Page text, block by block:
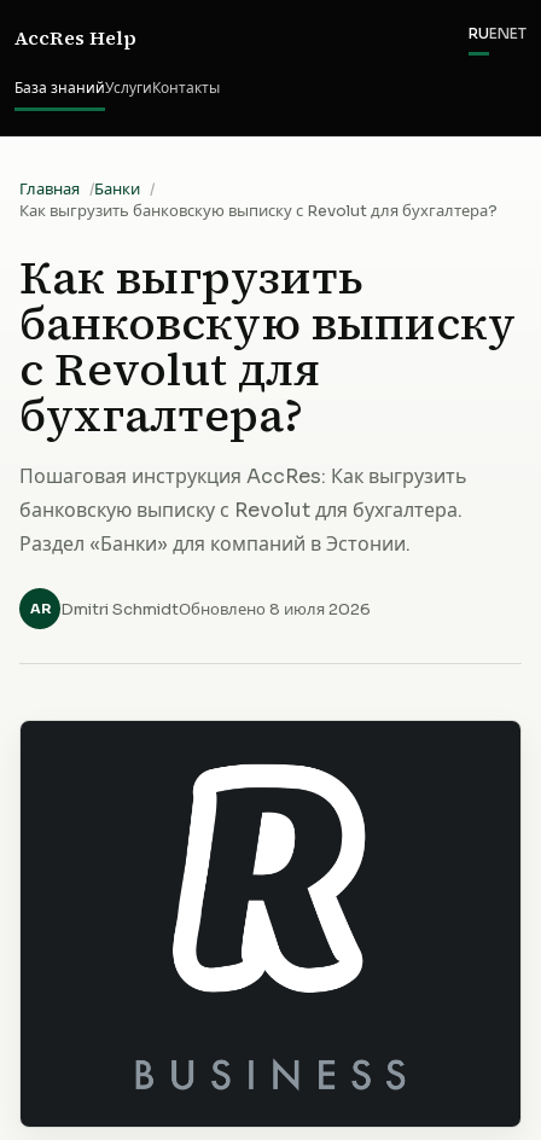
AccRes Help
База знанийУслугиКонтакты
RUENET
Главная
Банки
Как выгрузить банковскую выписку с Revolut для бухгалтера?
Как выгрузить
банковскую выписку
с Revolut для
бухгалтера?
Пошаговая инструкция AccRes: Как выгрузить
банковскую выписку с Revolut для бухгалтера.
Раздел «Банки» для компаний в Эстонии.
AR Dmitri SchmidtОбновлено 8 июля 2026